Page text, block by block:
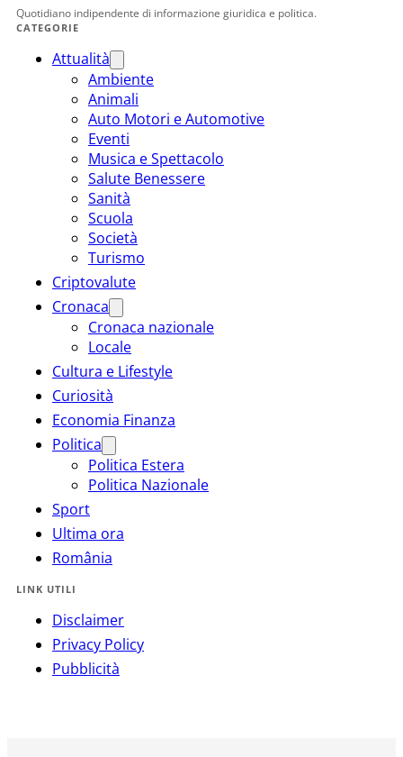
Quotidiano indipendente di informazione giuridica e politica.
CATEGORIE
Attualità
Ambiente
Animali
Auto Motori e Automotive
Eventi
Musica e Spettacolo
Salute Benessere
Sanità
Scuola
Società
Turismo
Criptovalute
Cronaca
Cronaca nazionale
Locale
Cultura e Lifestyle
Curiosità
Economia Finanza
Politica
Politica Estera
Politica Nazionale
Sport
Ultima ora
România
LINK UTILI
Disclaimer
Privacy Policy
Pubblicità